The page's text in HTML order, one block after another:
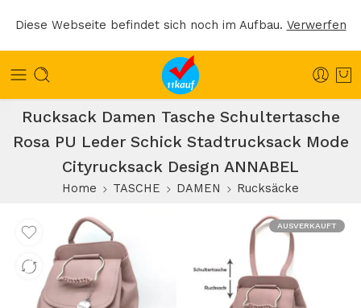
Diese Webseite befindet sich noch im Aufbau. Verwerfen
Rucksack Damen Tasche Schultertasche
Rosa PU Leder Schick Stadtrucksack Mode
Cityrucksack Design ANNABEL
Home TASCHE DAMEN Rucksäcke
AUSVERKAUFT